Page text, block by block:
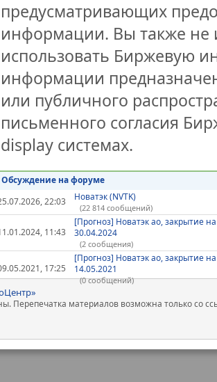
предусматривающих
информации. Вы также не
использовать Биржевую
информации
или публичного
письменного согласия
display системах.
Обсуждение на форуме
22:03
Новатэк (NVTK)
(22 814 сообщений)
11:43
[Прогноз] Новатэк ао, закрытие на
30.04.2024
(2 сообщения)
17:25
[Прогноз] Новатэк ао, закрытие на
14.05.2021
(0 сообщений)
Перепечатка материалов возможна только со